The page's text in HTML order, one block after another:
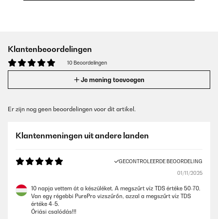
Klantenbeoordelingen
10 Beoordelingen
Je mening toevoegen
Er zijn nog geen beoordelingen voor dit artikel.
Klantenmeningen uit andere landen
GECONTROLEERDE BEOORDELING
01/11/2025
10 napja vettem át a készüléket. A megszűrt víz TDS értéke 50-70.
Van egy régebbi PurePro vizszűrőn, azzal a megszűrt víz TDS
értéke 4-5.
Óriási csalódás!!!